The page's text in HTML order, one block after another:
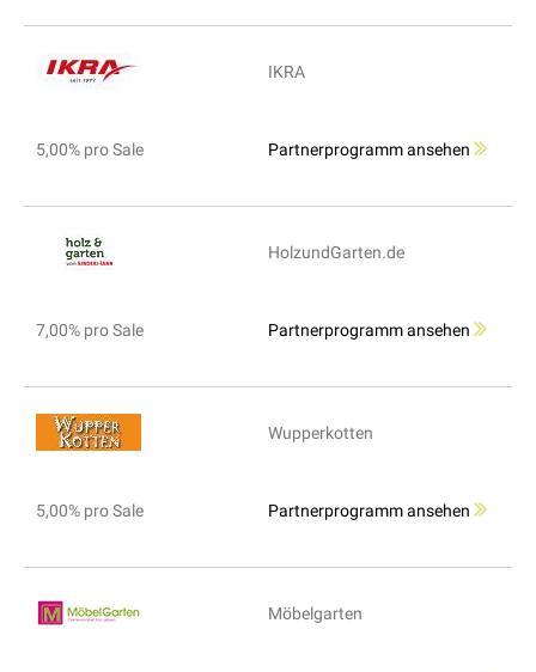
IKRA
5,00% pro Sale Partnerprogramm ansehen
HolzundGarten.de
7,00% pro Sale Partnerprogramm ansehen
Wupperkotten
5,00% pro Sale Partnerprogramm ansehen
Möbelgarten